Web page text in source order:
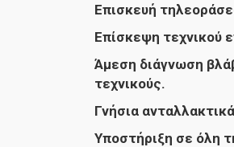
Επισκευή
Επίσκεψη τεχνικού
Άμεση διάγνωση
τεχνικούς.
Γνήσια
Υποστήριξη σε όλη